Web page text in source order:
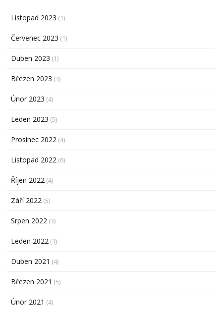
Listopad 2023 (1)
Červenec 2023 (1)
Duben 2023 (1)
Březen 2023 (3)
Únor 2023 (4)
Leden 2023 (5)
Prosinec 2022 (4)
Listopad 2022 (6)
Říjen 2022 (4)
Září 2022 (5)
Srpen 2022 (3)
Leden 2022 (1)
Duben 2021 (4)
Březen 2021 (5)
Únor 2021 (4)